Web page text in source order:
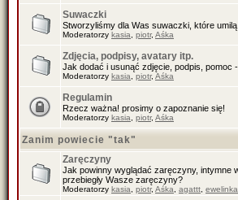
Suwaczki
Stworzyliśmy dla Was suwaczki, które
Moderatorzy kasia piotr, Aśka
Zdjęcia, podpisy, avatary itp.
Jak dodać i usunąć zdjęcie, podpis, pomoc
Moderatorzy kasia piotr, Aśka
Regulamin
Rzecz ważna! prosimy o zapoznanie się!
Moderatorzy kasia piotr, Aśka
Zanim powiecie "tak"
Zaręczyny
Jak powinny wyglądać zaręczyny, intymne
przebiegły Wasze zaręczyny?
Moderatorzy kasia piotr, Aśka agattt